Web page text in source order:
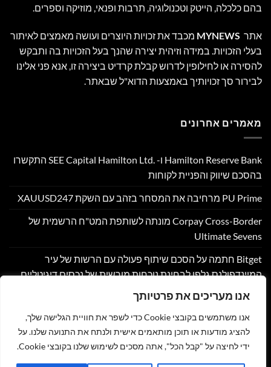
אנו מעריכים את פרטיותך
אנו משתמשים בקובצי Cookie כדי לשפר את חוויית הגלישה שלך,
להציג מודעות או תוכן מותאמים אישית ולנתח את התנועה שלנו. על
ידי לחיצה על "קבל הכל", אתה מסכים לשימוש שלנו בקובצי Cookie.
בהם כלכלה, הייטק וטכנולוגיה, תרבות ופנאי, מוזיקה וספרים.
אתר MYNEWS מכבד את זכויות היוצרים ועושה מאמצים לאיתור
בעלי הזכויות. במידה וזיהית יצירה שהנך בעל הזכויות בה ותבקש
להסירה או לחילופין לדרוש קבלת קרדיט ביצירה זו, אנא פני אלינו
לבירור סך זכויותיך באמצעות הדוא"ל שבאתר.
מאמרים אחרונים
Hamilton Reserve Bank ו- SEE Capital Hamilton Ltd.‎ התקשרו
בהסכם שיווק והפניית לקוחות
PU Prime מרחיבה את המסחר בזהב עם השקת XAUUSD247
Corpay Cross-Border מונתה לשותפת המט"ח הרשמית של
Ultimate Sevens
Bitget חתמה על הסכם שיתוף פעולה עם הרשות של עיר
המיינדפולנס גלפו לבחינת נוכחות מורשית של נכסים דיגיטליים
Nyxoah מדווחת על תוצאות פיננסיות ותפעוליות ברבעון השני
ובמחצית הראשונה של 2026